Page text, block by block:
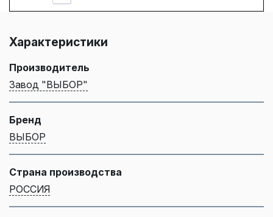
Характеристики
Производитель
Завод "ВЫБОР"
Бренд
ВЫБОР
Страна производства
РОССИЯ